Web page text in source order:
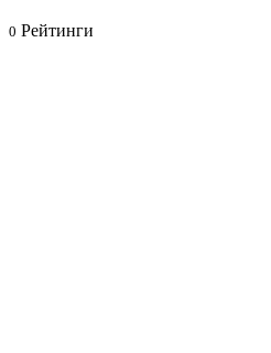
0 Рейтинги